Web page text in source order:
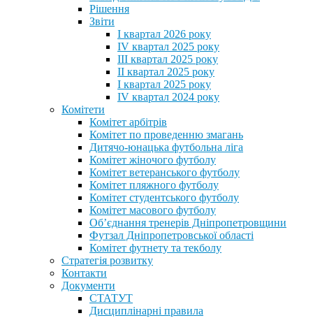
Рішення
Звіти
I квартал 2026 року
IV квартал 2025 року
III квартал 2025 року
II квартал 2025 року
I квартал 2025 року
IV квартал 2024 року
Комітети
Комітет арбітрів
Комітет по проведенню змагань
Дитячо-юнацька футбольна ліга
Комітет жіночого футболу
Комітет ветеранського футболу
Комітет пляжного футболу
Комітет студентського футболу
Комітет масового футболу
Обʼєднання тренерів Дніпропетровщини
Футзал Дніпропетровської області
Комітет футнету та текболу
Стратегія розвитку
Контакти
Документи
СТАТУТ
Дисциплінарні правила